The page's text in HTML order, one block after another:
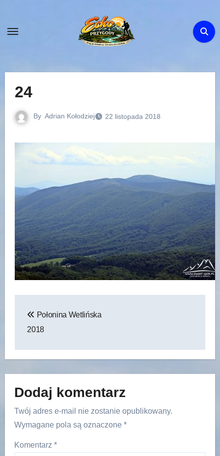
content
24
By Adrian Kołodziej 22 listopada 2018
wpisu
Połonina Wetlińska
2018
Dodaj komentarz
Twój adres e-mail nie zostanie opublikowany.
Wymagane pola są oznaczone *
Komentarz *